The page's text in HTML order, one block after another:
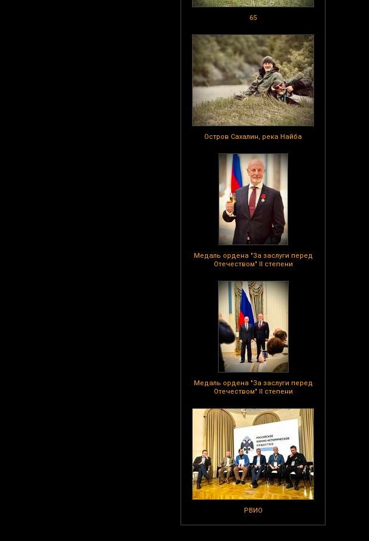
65
Остров Сахалин, река Найба
Медаль ордена "За заслуги перед
Отечеством" II степени
Медаль ордена "За заслуги перед
Отечеством" II степени
РВИО